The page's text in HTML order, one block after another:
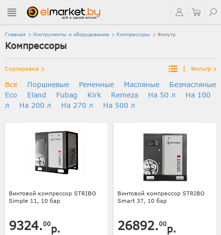
Главная Инструменты и оборудование Компрессоры Фильтр
Компрессоры
Сортировка | Фильтр
Все Поршневые Ременные Масляные
Безмасляные
Eco
Eland Fubag Kirk Remeza На 50 л
На 100
л
На 200 л На 270 л На 500 л
Винтовой компрессор STRIBO
Simple 11, 10 бар
9324.00р.
Винтовой компрессор STRIBO
Smart 37, 10 бар
26892.00р.